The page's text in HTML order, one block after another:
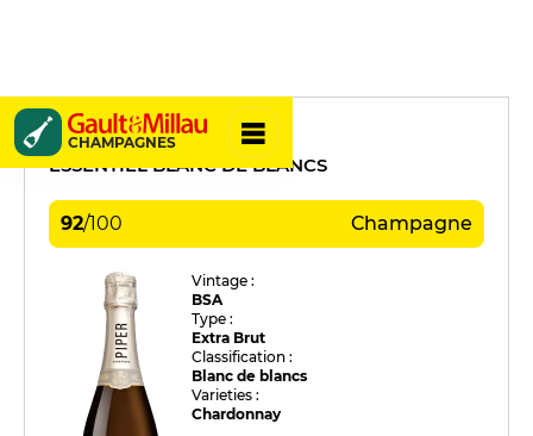
CHAMPAGNES
Piper Heidsieck
ESSENTIEL BLANC DE BLANCS
92/100 Champagne
Vintage :
BSA
Type :
Extra Brut
Classification :
Blanc de blancs
Varieties :
Chardonnay